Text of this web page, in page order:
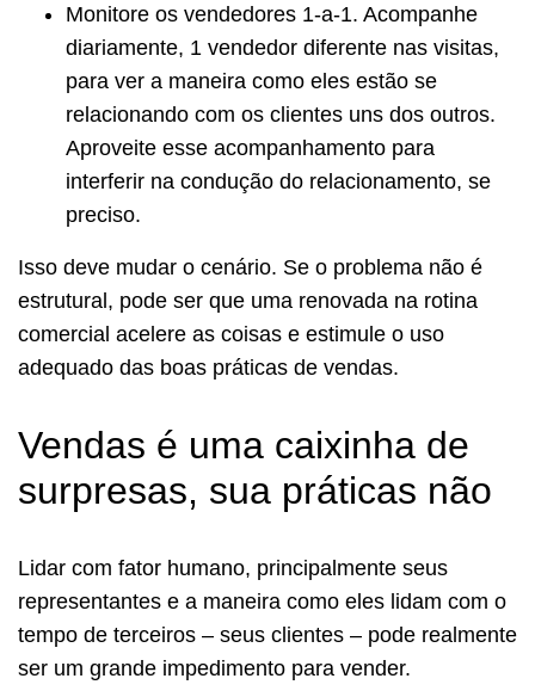
Monitore os vendedores 1-a-1. Acompanhe
diariamente, 1 vendedor diferente nas visitas,
para ver a maneira como eles estão se
relacionando com os clientes uns dos outros.
Aproveite esse acompanhamento para
interferir na condução do relacionamento, se
preciso.
Isso deve mudar o cenário. Se o problema não é
estrutural, pode ser que uma renovada na rotina
comercial acelere as coisas e estimule o uso
adequado das boas práticas de vendas.
Vendas é uma caixinha de
surpresas, sua práticas não
Lidar com fator humano, principalmente seus
representantes e a maneira como eles lidam com o
tempo de terceiros – seus clientes – pode realmente
ser um grande impedimento para vender.